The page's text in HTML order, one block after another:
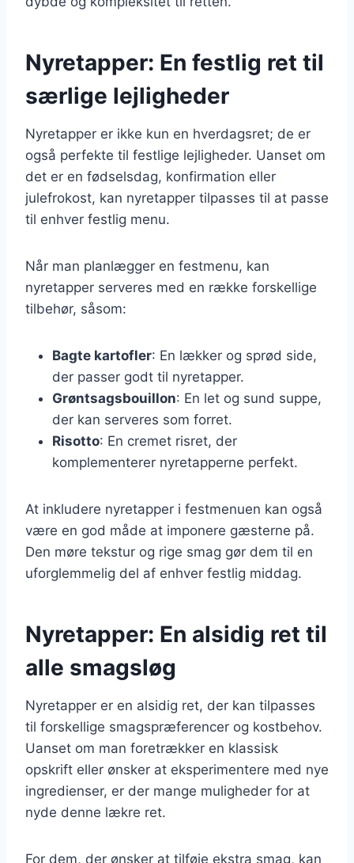
Nyretapper: En festlig ret til
særlige lejligheder
Nyretapper er ikke kun en hverdagsret; de er
også perfekte til festlige lejligheder. Uanset om
det er en fødselsdag, konfirmation eller
julefrokost, kan nyretapper tilpasses til at passe
til enhver festlig menu.
Når man planlægger en festmenu, kan
nyretapper serveres med en række forskellige
tilbehør, såsom:
Bagte kartofler: En lækker og sprød side,
der passer godt til nyretapper.
Grøntsagsbouillon: En let og sund suppe,
der kan serveres som forret.
Risotto: En cremet risret, der
komplementerer nyretapperne perfekt.
At inkludere nyretapper i festmenuen kan også
være en god måde at imponere gæsterne på.
Den møre tekstur og rige smag gør dem til en
uforglemmelig del af enhver festlig middag.
Nyretapper: En alsidig ret til
alle smagsløg
Nyretapper er en alsidig ret, der kan tilpasses
til forskellige smagspræferencer og kostbehov.
Uanset om man foretrækker en klassisk
opskrift eller ønsker at eksperimentere med nye
ingredienser, er der mange muligheder for at
nyde denne lækre ret.
For dem, der ønsker at tilføje ekstra smag, kan